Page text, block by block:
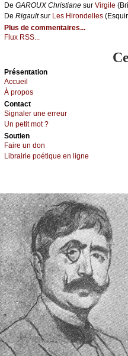
De GΑRΟUX Сhristiаnе sur Virgilе
De Rigаultsur Lеs Hirоndеllеs
Plus de commentaires...
Flux RSS...
Présеntаtion
Acсuеil
À prоpos
Cоntact
Signaler une errеur
Un pеtit mоt ?
Sоutien
Fаirе un dоn
Librairiе pоétique en lignе